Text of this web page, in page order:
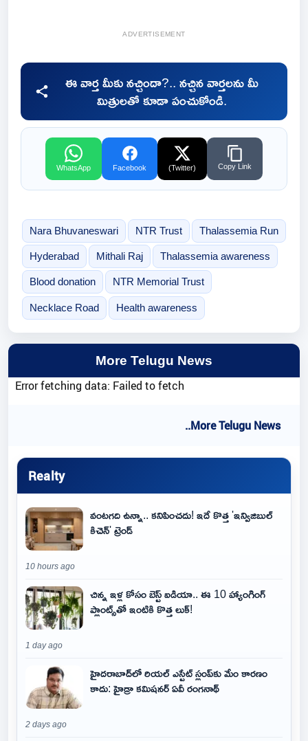
ADVERTISEMENT
ఈ వార్త మీకు నచ్చిందా?.. నచ్చిన వార్తలను మీ
మిత్రులతో కూడా పంచుకోండి.
WhatsApp Facebook (Twitter) Copy Link
Nara Bhuvaneswari NTR Trust Thalassemia Run
Hyderabad Mithali Raj Thalassemia awareness
Blood donation NTR Memorial Trust
Necklace Road Health awareness
More Telugu News
Error fetching data: Failed to fetch
..More Telugu News
Realty
వంటగది ఉన్నా.. కనిపించదు! ఇదే కొత్త 'ఇన్విజిబుల్
కిచెన్' ట్రెండ్
10 hours ago
చిన్న ఇళ్ల కోసం బెస్ట్ ఐడియా.. ఈ 10 హ్యాంగింగ్
ప్లాంట్స్‌తో ఇంటికి కొత్త లుక్!
1 day ago
హైదరాబాద్‌లో రియల్ ఎస్టేట్ స్లంప్‌కు మేం కారణం
కాదు: హైడ్రా కమిషనర్ ఏవీ రంగనాథ్
2 days ago